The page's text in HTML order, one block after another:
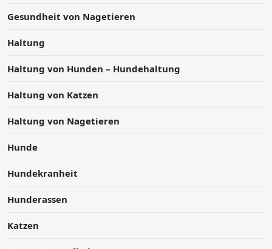
Gesundheit von Nagetieren
Haltung
Haltung von Hunden – Hundehaltung
Haltung von Katzen
Haltung von Nagetieren
Hunde
Hundekranheit
Hunderassen
Katzen